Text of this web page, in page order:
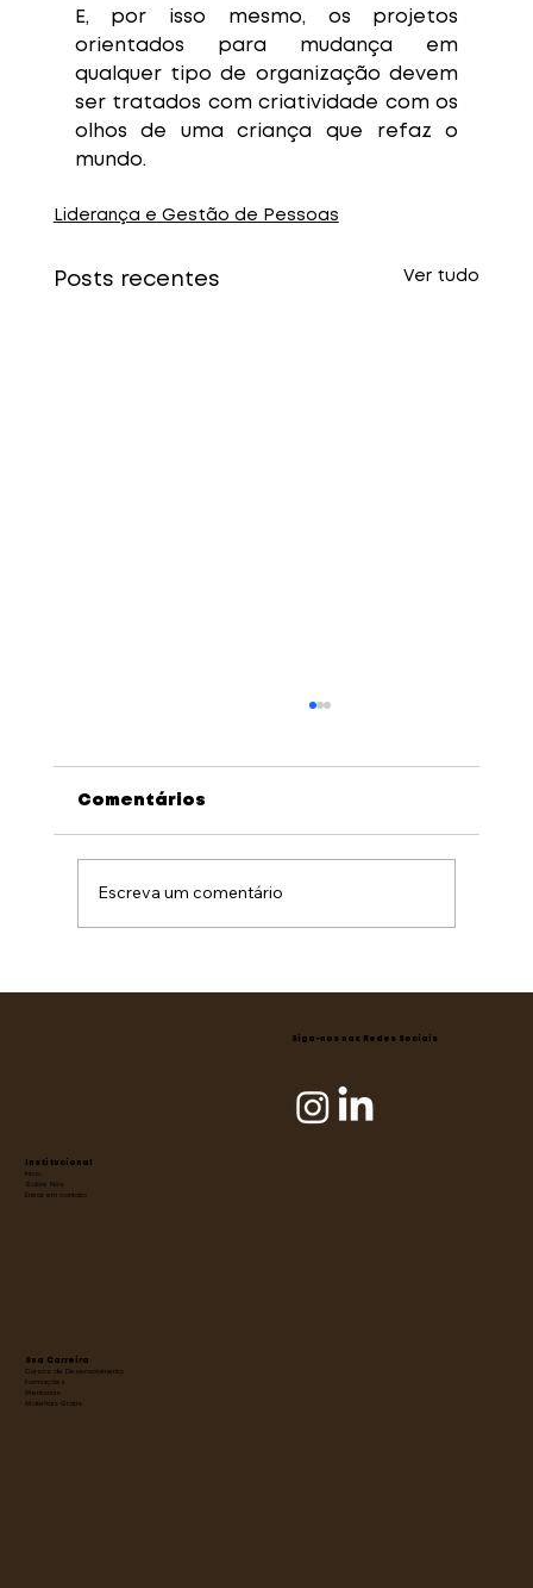
E, por isso mesmo, os projetos
orientados para mudança em
qualquer tipo de organização devem
ser tratados com criatividade com os
olhos de uma criança que refaz o
mundo.
Liderança e Gestão de Pessoas
Posts recentes Ver tudo
Comentários
Escreva um comentário
Institucional
Início
Sobre Nós
Entrar em contato
Sua Carreira
Cursos de Desenvolvimento
Formações
Mentorias
Materiais Grátis
Siga-nos nas Redes Sociais